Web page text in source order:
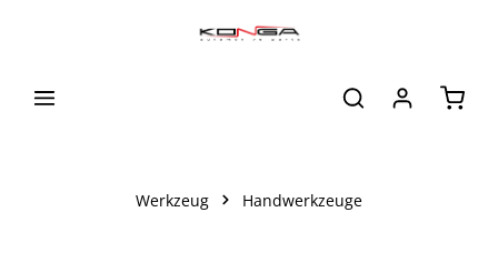
Werkzeug Handwerkzeuge